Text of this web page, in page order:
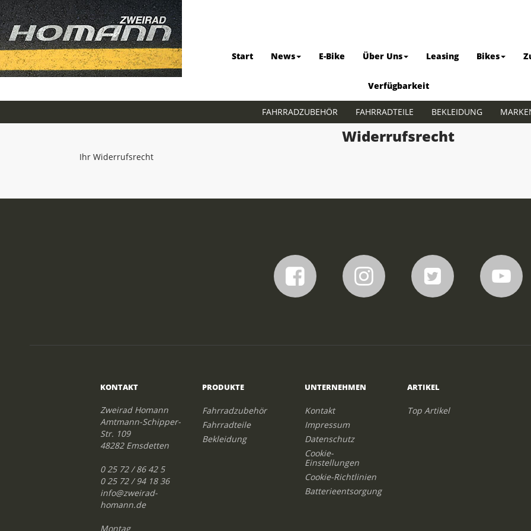
Start News E-Bike Über Uns Leasing Bikes
Verfügbarkeit
FAHRRADZUBEHÖR FAHRRADTEILE BEKLEIDUNG
Widerrufsrecht
Ihr Widerrufsrecht
KONTAKT
Zweirad Homann
Amtmann-Schipper-
Str. 109
48282 Emsdetten
0 25 72 / 86 42 5
0 25 72 / 94 18 36
info@zweirad-
homann.de
Montag
PRODUKTE
Fahrradzubehör
Fahrradteile
Bekleidung
UNTERNEHMEN
Kontakt
Impressum
Datenschutz
Cookie-
Einstellungen
Cookie-Richtlinien
Batterieentsorgung
ARTIKEL
Top Artikel